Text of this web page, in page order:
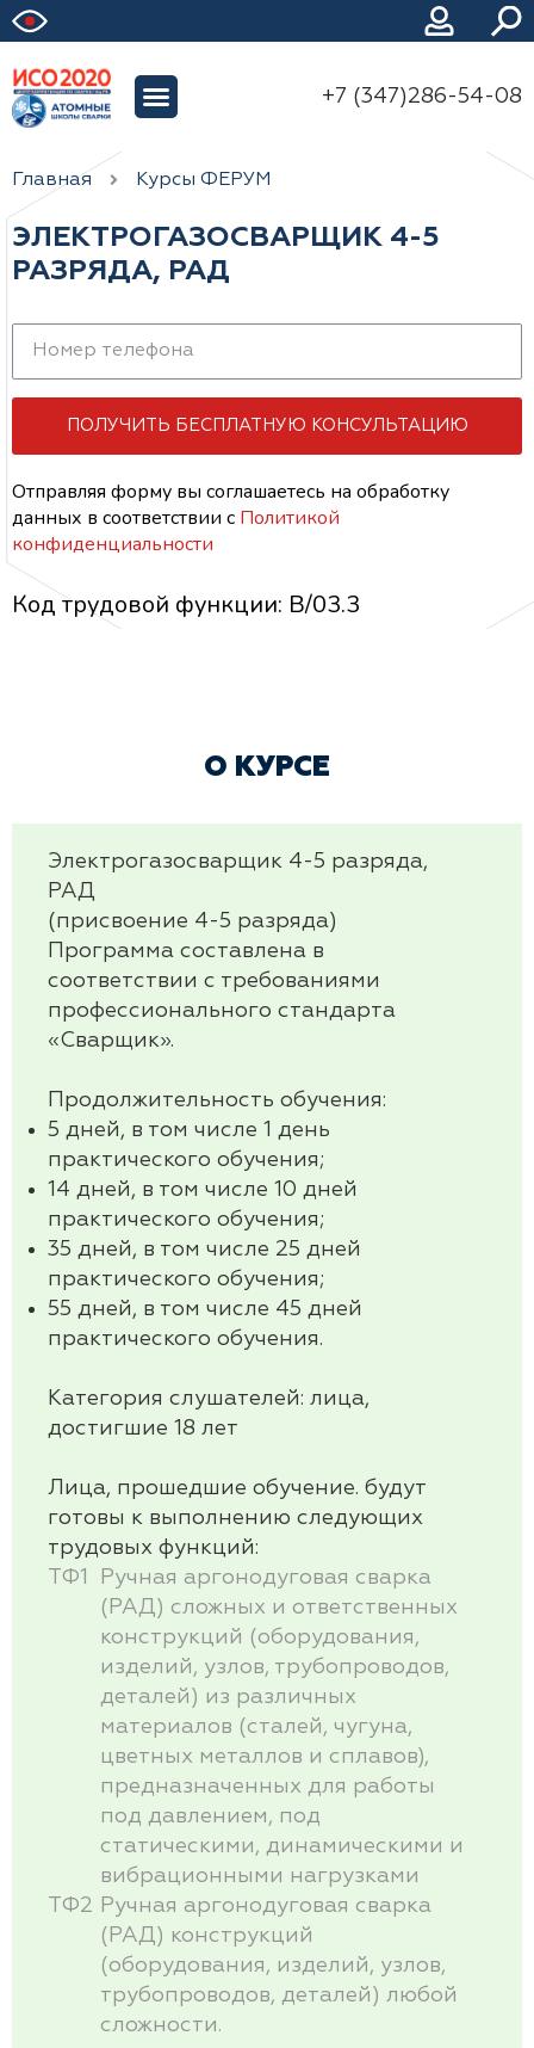
+7 (347)286-54-08
Главная Курсы ФЕРУМ
ЭЛЕКТРОГАЗОСВАРЩИК 4-5
РАЗРЯДА, РАД
ПОЛУЧИТЬ БЕСПЛАТНУЮ КОНСУЛЬТАЦИЮ
Отправляя форму вы соглашаетесь на обработку
данных в соответствии с Политикой
конфиденциальности
Код трудовой функции: B/03.3
О КУРСЕ
Электрогазосварщик 4-5 разряда,
РАД
(присвоение 4-5 разряда)
Программа составлена в
соответствии с требованиями
профессионального стандарта
«Сварщик».
Продолжительность обучения:
5 дней, в том числе 1 день
практического обучения;
14 дней, в том числе 10 дней
практического обучения;
35 дней, в том числе 25 дней
практического обучения;
55 дней, в том числе 45 дней
практического обучения.
Категория слушателей: лица,
достигшие 18 лет
Лица, прошедшие обучение. будут
готовы к выполнению следующих
трудовых функций:
ТФ1
Ручная аргонодуговая сварка
(РАД) сложных и ответственных
конструкций (оборудования,
изделий, узлов, трубопроводов,
деталей) из различных
материалов (сталей, чугуна,
цветных металлов и сплавов),
предназначенных для работы
под давлением, под
статическими, динамическими и
вибрационными нагрузками
ТФ2 Ручная аргонодуговая сварка
(РАД) конструкций
(оборудования, изделий, узлов,
трубопроводов, деталей) любой
сложности.